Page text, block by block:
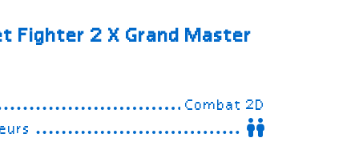
Fighter 2X Grand Master
Combat 2D